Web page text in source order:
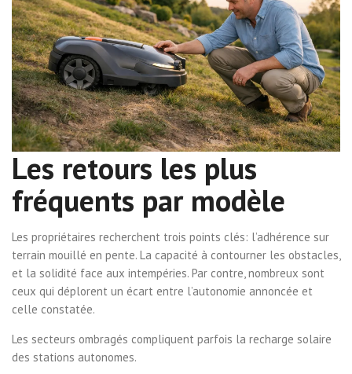
Les retours les plus
fréquents par modèle
Les propriétaires recherchent trois points clés: l’adhérence sur
terrain mouillé en pente. La capacité à contourner les obstacles,
et la solidité face aux intempéries. Par contre, nombreux sont
ceux qui déplorent un écart entre l’autonomie annoncée et
celle constatée.
Les secteurs ombragés compliquent parfois la recharge solaire
des stations autonomes.